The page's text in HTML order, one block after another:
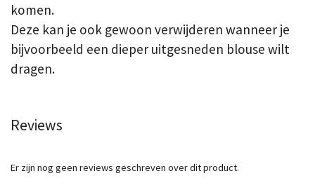
komen.
Deze kan je ook gewoon verwijderen wanneer je
bijvoorbeeld een dieper uitgesneden blouse wilt
dragen.
Reviews
Er zijn nog geen reviews geschreven over dit product.